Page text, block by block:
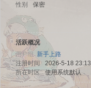
性别 保密
活跃概况
用户组 新手上路
注册时间
2026-5-18 23:13
所在时区
使用系统默认